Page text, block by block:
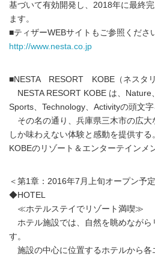
基づいて有効開発し、2018年に最終
ます。
■ティザーWEBサイトもご参照く
http://www.nesta.co.jp
■NESTA RESORT KOBE（ネスタ
NESTA RESORT KOBE は、Nature
Sports、Technology、Activityの頭文字
その名の通り、兵庫県三木市の広大
しか味わえない体験と感動を提供す
KOBEのリゾート＆エンターテインメ
＜第1章：2016年7月上旬オープン予
◆HOTEL
≪ホテルステイでリ
ホテル施設では、自然を眺めながら
す。
施設の中心に位置するホテルから各